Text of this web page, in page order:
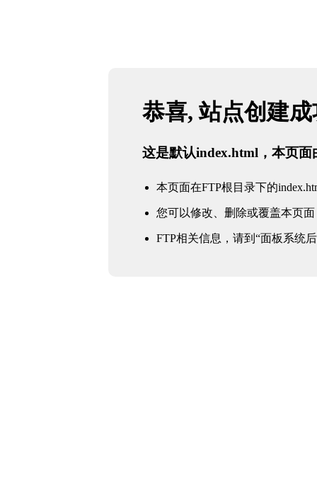
恭喜, 站点创建
这是默认index.html，本页面
本页面在FTP根目录下的
您可以修改、删除或覆盖本页面
FTP相关信息，请到“面板系统